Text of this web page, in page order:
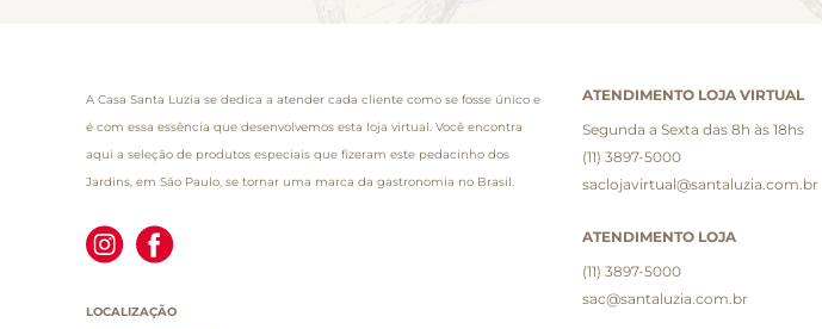
A Casa Santa Luzia se dedica a atender cada cliente como se fosse único e
é com essa essência que desenvolvemos esta loja virtual. Você encontra
aqui a seleção de produtos especiais que fizeram este pedacinho dos
Jardins, em São Paulo, se tornar uma marca da gastronomia no Brasil.
LOCALIZAÇÃO
ATENDIMENTO LOJA VIRTUAL
Segunda a Sexta das 8h às 18hs
(11) 3897-5000
saclojavirtual@santaluzia.com.br
ATENDIMENTO LOJA
(11) 3897-5000
sac@santaluzia.com.br